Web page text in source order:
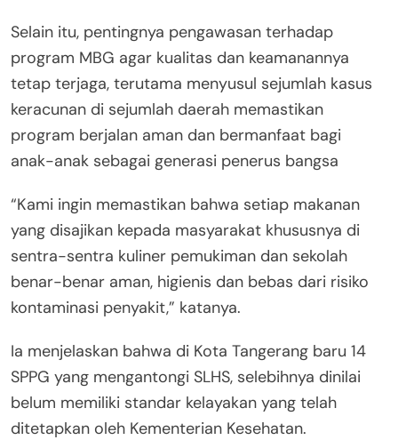
Selain itu, pentingnya pengawasan terhadap
program MBG agar kualitas dan keamanannya
tetap terjaga, terutama menyusul sejumlah kasus
keracunan di sejumlah daerah memastikan
program berjalan aman dan bermanfaat bagi
anak-anak sebagai generasi penerus bangsa
“Kami ingin memastikan bahwa setiap makanan
yang disajikan kepada masyarakat khususnya di
sentra-sentra kuliner pemukiman dan sekolah
benar-benar aman, higienis dan bebas dari risiko
kontaminasi penyakit,” katanya.
Ia menjelaskan bahwa di Kota Tangerang baru 14
SPPG yang mengantongi SLHS, selebihnya dinilai
belum memiliki standar kelayakan yang telah
ditetapkan oleh Kementerian Kesehatan.